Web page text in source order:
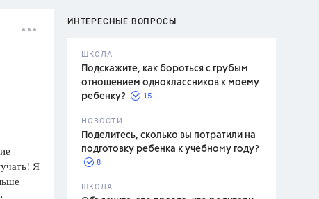
ИНТЕРЕСНЫЕ ВОПРОСЫ
ШКОЛА
Подскажите, как бороться с грубым
отношением одноклассников к моему
ребенку?
15
НОВОСТИ
Поделитесь, сколько вы потратили на
подготовку ребенка к учебному году?
8
ШКОЛА
Я